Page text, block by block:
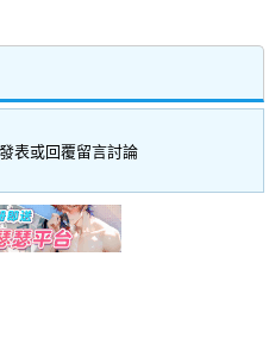
表或回覆留言討論